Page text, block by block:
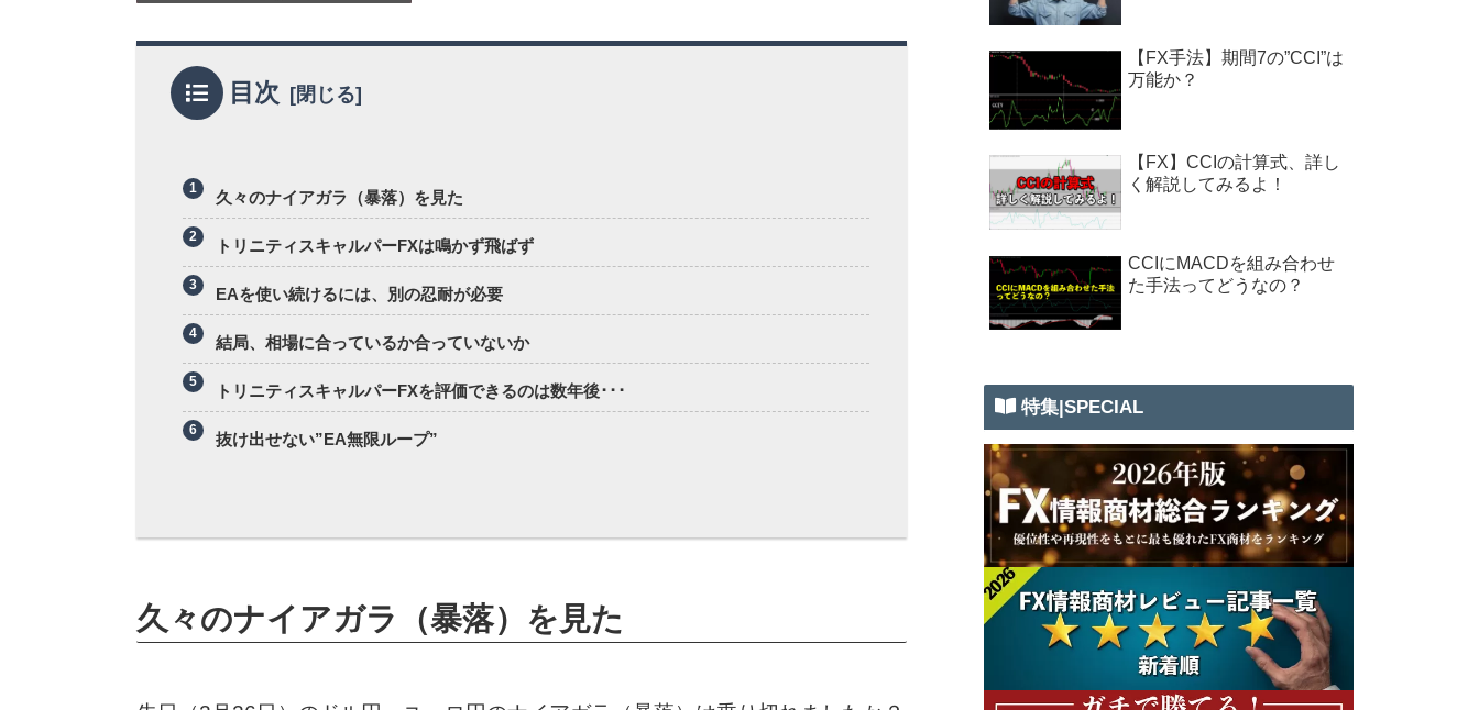
目次
久々のナイアガラ（暴落）を見た
トリニティスキャルパーFXは鳴かず飛ばず
EAを使い続けるには、別の忍耐が必要
結局、相場に合っているか合っていないか
トリニティスキャルパーFXを評価できるのは数年後･･･
抜け出せない”EA無限ループ”
久々のナイアガラ（暴落）を見た
【FX手法】期間7の”CCI”は
万能か？
【FX】CCIの計算式、詳し
く解説してみるよ！
CCIにMACDを組み合わせ
た手法ってどうなの？
特集|SPECIAL